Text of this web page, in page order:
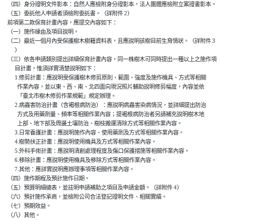
    （四）身分證明文件影本：自然人應檢附身分證影本，法人團體應檢附立案證書影本。
    （五）委託他人申請者須檢附委託書。（詳附件 2）
    前項第二款保育計畫內容，應提交內容如下：
    （一）施作緣由及項目說明。
    （二）最近一個月內受保護樹木樹籍資料表，且應說明該樹目前生育情狀。（詳附件 3
          ）
    （三）依各申請類別提出詳細保育計畫內容，同一株樹木可同時提出一種以上之施作項
          目計畫，惟須詳實清楚說明如下：
          1.修剪計畫：應說明受保護樹木修剪原則、範圍、強度及施作機具、方式等相關
            作業內容，並以東、西、南、北四面向現況照片輔助說明修剪幅度，內容並依
            「臺北市樹木修剪作業規範」規定辦理。
          2.病蟲害防治計畫（含褐根病防治）：應說明病蟲害染病情況，並詳細提出防治
            方式及用藥劑量、頻率等相關作業內容；提褐根病防治者另請補充說明樹木地
            上部、地下部及周邊土壤防治、樹枝搬運清除方式等相關作業內容。
          3.日常養護計畫：應說明施作內容、使用藥劑及方式等相關作業內容。
          4.樹勢扶正計畫：應說明使用機具及方式等相關作業內容。
          5.外科手術計畫：應說明清創處理程度及傷口保護措施等相關作業內容。
          6.移除計畫：應說明使用機具及移除方式等相關作業內容。
          7.其他：應詳實說明應辦理事項等相關作業內容。
    （四）施作期程及預計施作日期。
    （五）預算明細總表，並註明申請補助之項目及申請金額。（詳附件 4）
    （六）預計施作承商，並檢附公司合法登記證明文件、相關實績。
    （七）預期效益。
    （八）其他。